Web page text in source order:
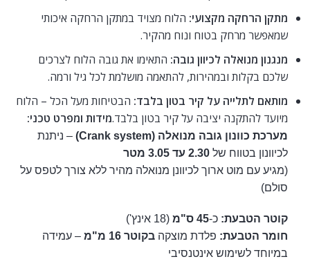
מתקן הרחקה מקצועי: הלוח מצויד במתקן הרחקה איכותי
שמאפשר מרחק בטוח ונוח מהקיר.
מנגנון מנואלה לכיוון גובה: התאימו את גובה הלוח לצרכים
שלכם בקלות ובמהירות, להתאמה מושלמת לכל גיל ורמה.
מותאם לתלייה על קיר בטון בלבד: הבטיחות מעל הכל – הלוח
מיועד להתקנה יציבה על קיר בטון בלבד.מידות ומפרט טכני:
מערכת כוונון גובה מנואלה (Crank system)
– ניתנת
לכיוונון בטווח של 2.30 עד 3.05 מטר
(מגיע עם מוט ארוך לכיוונן מנואלה מהיר ללא צורך לטפס על
סולם)
קוטר הטבעת: כ-45 ס"מ
(18 אינץ')
חומר הטבעת: פלדת מוצקה בקוטר 16 מ"מ
– עמידה
במיוחד לשימוש אינטנסיבי